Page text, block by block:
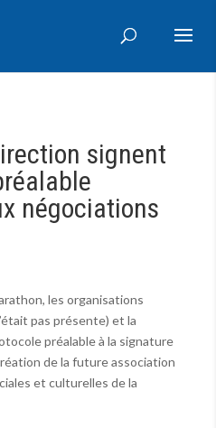
signent
négociations
les organisations
pas présente) et la
préalable à la signature
de la future association
et culturelles de la